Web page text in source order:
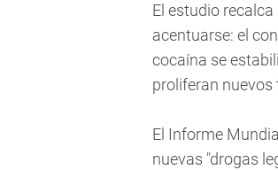
El estudio
acentuarse: el
cocaína se
proliferan nuevos
El Informe
nuevas "drogas